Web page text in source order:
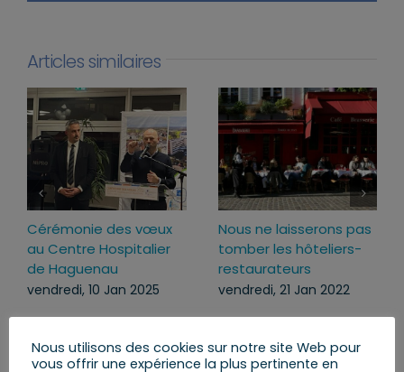
Articles similaires
Cérémonie des vœux
au Centre Hospitalier
de Haguenau
vendredi, 10 Jan 2025
Nous ne laisserons pas
tomber les hôteliers-
restaurateurs
vendredi, 21 Jan 2022
Nous utilisons des cookies sur notre site Web pour
vous offrir une expérience la plus pertinente en